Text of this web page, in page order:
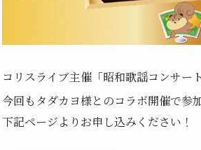
コリスライブ主催「昭和歌謡コンサー
今回もタダカヨ様とのコラボ開催で参
下記ページよりお申し込みください！